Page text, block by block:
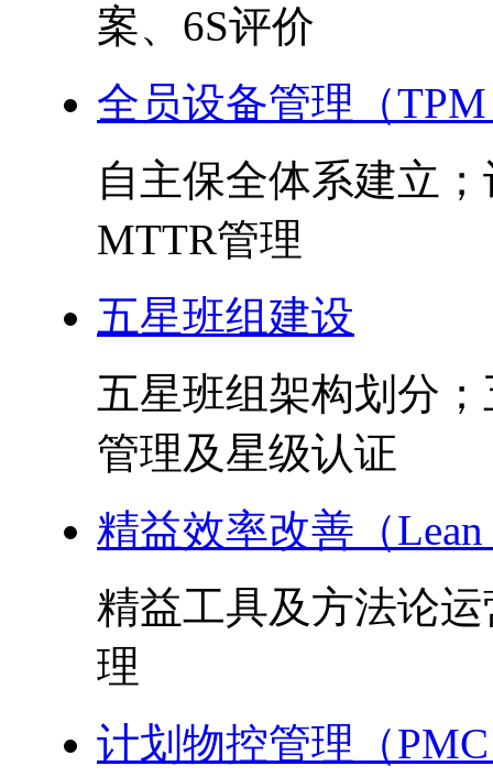
案、6S评价
全员设备管理（
自主保全体系建立
MTTR管理
五星班组建设
五星班组架构划分
管理及星级认证
精益效率改善（
精益工具及方法论
理
计划物控管理（